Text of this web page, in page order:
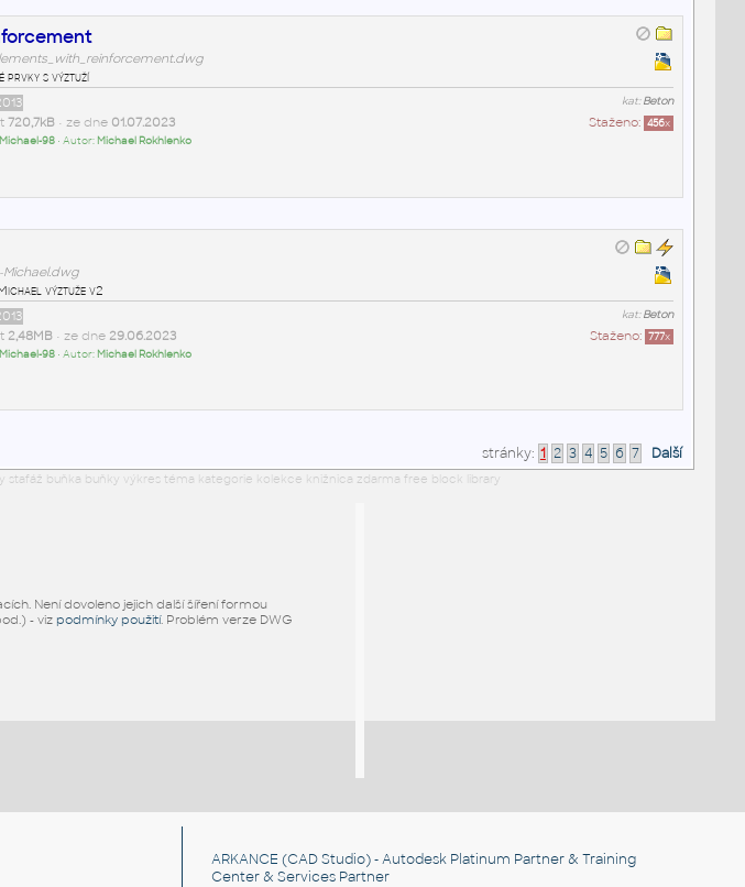
prvky s výztuží
kat:Beton
Staženo: 456x
720,7kB• ze dne 01.07.2023
Michael-98• Autor: Michael Rokhlenko
Michael.dwg
výztuže v2
kat:Beton
Staženo: 777x
2,48MB• ze dne 29.06.2023
Michael-98• Autor: Michael Rokhlenko
stránky: 1 2 3 4 5 6 7 Další
buňka buňky výkres téma kategorie kolekce knižnica zdarma free block library
Není dovoleno jejich další šíření formou
- viz podmínky použití. Problém verze DWG
ARKANCE (CAD Studio) - Autodesk Platinum Partner & Training
Center & Services Partner